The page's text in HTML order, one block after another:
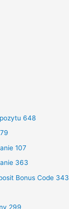
648
107
363
Bonus Code 343
299